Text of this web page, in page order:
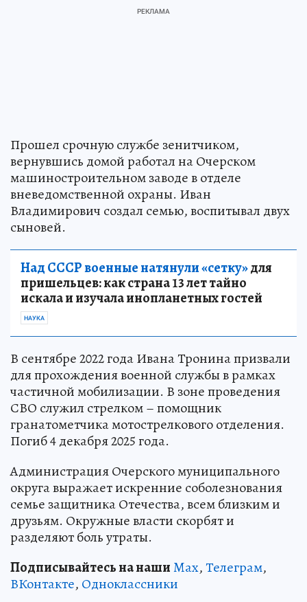
Прошел срочную службе зенитчиком,
вернувшись домой работал на Очерском
машиностроительном заводе в отделе
вневедомственной охраны. Иван
Владимирович создал семью, воспитывал двух
сыновей.
Над СССР военные натянули «сетку»для
пришельцев: как страна 13 лет тайно
искала и изучала инопланетных гостей
НАУКА
В сентябре 2022 года Ивана Тронина призвали
для прохождения военной службы в рамках
частичной мобилизации. В зоне проведения
СВО служил стрелком – помощник
гранатометчика мотострелкового отделения.
Погиб 4 декабря 2025 года.
Администрация Очерского муниципального
округа выражает искренние соболезнования
семье защитника Отечества, всем близким и
друзьям. Окружные власти скорбят и
разделяют боль утраты.
Подписывайтесь на нашиMax,Телеграм,
ВКонтакте, Одноклассники